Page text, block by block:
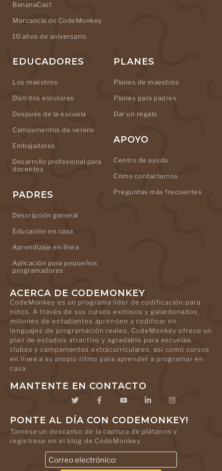
BananaCast
Mercancía de CodeMonkey
10 años de aniversario
EDUCADORES
Los maestros
Distritos escolares
Después de la escuela
Campamentos de verano
Embajadores
Desarrollo profesional para
docentes
PADRES
Descripción general
Educación en casa
Aprendizaje en línea
Aplicación para pequeños
programadores
PLANES
Planes de maestros
Planes para padres
Dar un regalo
APOYO
Centro de ayuda
Cómo contactarnos
Preguntas más frecuentes
ACERCA DE CODEMONKEY
CodeMonkey es un programa líder de codificación para
niños. A través de sus cursos exitosos y galardonados,
millones de estudiantes aprenden a codificar en
lenguajes de programación reales. CodeMonkey ofrece un
plan de estudios atractivo y agradable para escuelas,
clubes y campamentos extracurriculares, así como cursos
en línea a su propio ritmo para aprender a programar en
casa.
MANTENTE EN CONTACTO
PONTE AL DÍA CON CODEMONKEY!
Tómese un descanso de la captura de plátanos y
regístrese en el blog de CodeMonkey